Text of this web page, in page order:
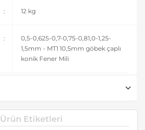
: 12 kg
:
0,5-0,625-0,7-0,75-0,81,0-1,25-
1,5mm - MT1 10,5mm göbek çaplı
konik Fener Mili
Ürün Etiketleri